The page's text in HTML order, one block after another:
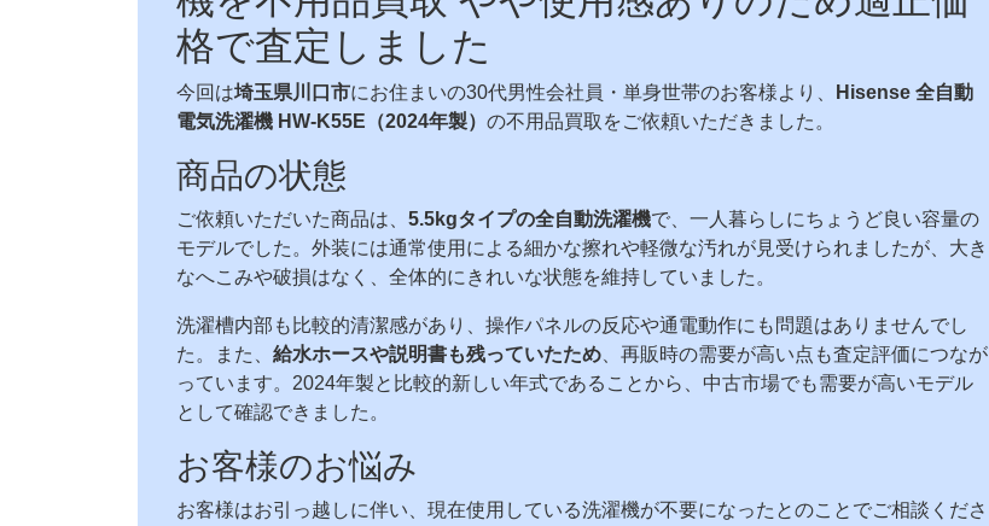
格で査定しました
今回は埼玉県川口市にお住まいの30代男性会社員・単身世帯のお客様より、
Hisense 全自動
電気洗濯機 HW-K55E（2024年製） の不用品買取をご依頼いただきました。
商品の状態
ご依頼いただいた商品は、 5.5kgタイプの全自動洗濯機で、一人暮らしにちょうど良い容量の
モデルでした。外装には通常使用による細かな擦れや軽微な汚れが見受けられましたが、大き
なへこみや破損はなく、全体的にきれいな状態を維持していました。
洗濯槽内部も比較的清潔感があり、操作パネルの反応や通電動作にも問題はありませんでし
た。また、 給水ホースや説明書も残っていたため 、再販時の需要が高い点も査定評価につなが
っています。2024年製と比較的新しい年式であることから、中古市場でも需要が高いモデル
として確認できました。
お客様のお悩み
お客様はお引っ越しに伴い、現在使用している洗濯機が不要になったとのことでご相談くださ